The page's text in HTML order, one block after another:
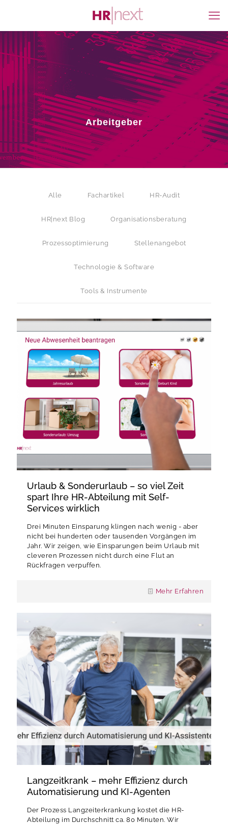
Arbeitgeber
Alle Fachartikel HR-Audit
HR|next Blog Organisationsberatung
Prozessoptimierung Stellenangebot
Technologie & Software
Tools & Instrumente
Urlaub & Sonderurlaub – so viel Zeit
spart Ihre HR-Abteilung mit Self-
Services wirklich
Drei Minuten Einsparung klingen nach wenig - aber
nicht bei hunderten oder tausenden Vorgängen im
Jahr. Wir zeigen, wie Einsparungen beim Urlaub mit
cleveren Prozessen nicht durch eine Flut an
Rückfragen verpuffen.
Mehr Erfahren
Langzeitkrank – mehr Effizienz durch
Automatisierung und KI-Agenten
Der Prozess Langzeiterkrankung kostet die HR-
Abteilung im Durchschnitt ca. 80 Minuten. Wir